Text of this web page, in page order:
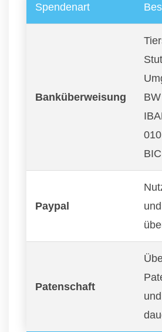
Spendenart
Banküberweisung
Paypal
Patenschaft